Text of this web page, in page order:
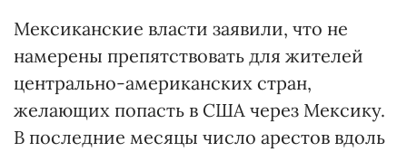
Мексиканские власти заявили, что не
намерены препятствовать для жителей
центрально-американских стран,
желающих попасть в США через Мексику.
В последние месяцы число арестов вдоль